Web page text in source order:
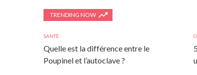
TRENDING NOW
SANTÉ
Quelle est la différence entre le
Poupinel et l’autoclave ?